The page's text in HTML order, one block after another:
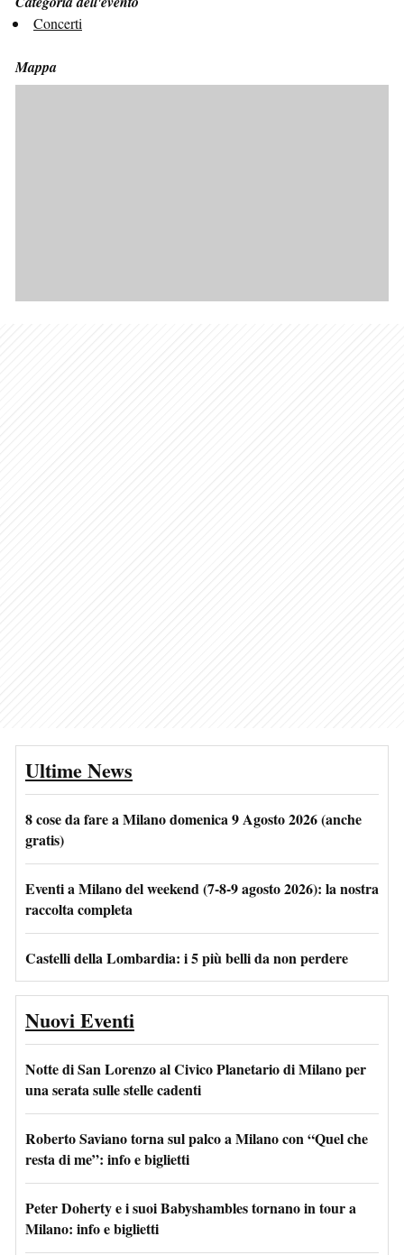
Concerti
Mappa
Ultime News
8 cose da fare a Milano domenica 9 Agosto 2026 (anche
gratis)
Eventi a Milano del weekend (7-8-9 agosto 2026): la nostra
raccolta completa
Castelli della Lombardia: i 5 più belli da non perdere
Nuovi Eventi
Notte di San Lorenzo al Civico Planetario di Milano per
una serata sulle stelle cadenti
Roberto Saviano torna sul palco a Milano con “Quel che
resta di me”: info e biglietti
Peter Doherty e i suoi Babyshambles tornano in tour a
Milano: info e biglietti